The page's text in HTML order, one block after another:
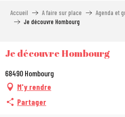
Accueil A faire sur place Agenda et
Je découvre Hombourg
Je découvre Hombourg
68490 Hombourg
M'y rendre
Partager